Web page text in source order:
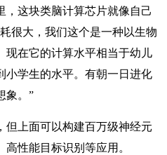
，这块类脑计算芯片就像自己
很大，我们这个是一种以生物
现在它的计算水平相当于幼儿
小学生的水平。有朝一日进化
象。”
但上面可以构建百万级神经元
性能目标识别等应用。